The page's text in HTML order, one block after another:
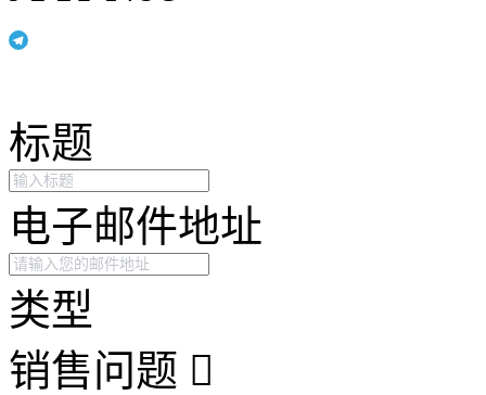
标题
电子邮件地址
类型
销售问题